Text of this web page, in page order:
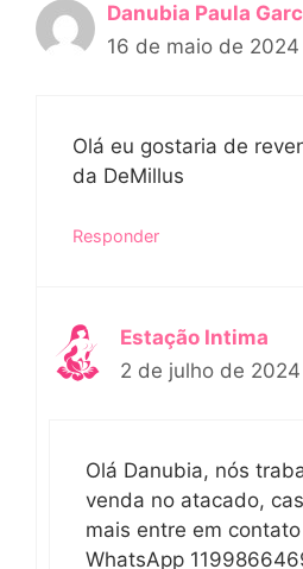
Danubia Paula
16 de maio de
Olá eu gostaria de
da DeMillus
Responder
Estação Intima
2 de julho de 2024
Olá Danubia, nós
venda no atacado,
mais entre em
WhatsApp